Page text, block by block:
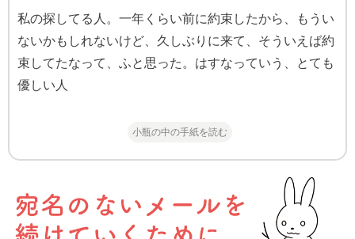
私の探してる人。一年くらい前に約束したから、もうい
ないかもしれないけど、久しぶりに来て、そういえば約
束してたなって、ふと思った。はすなっていう、とても
優しい人
小瓶の中の手紙を読む